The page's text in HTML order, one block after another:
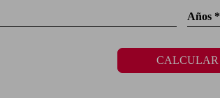
Años *
CALCULAR